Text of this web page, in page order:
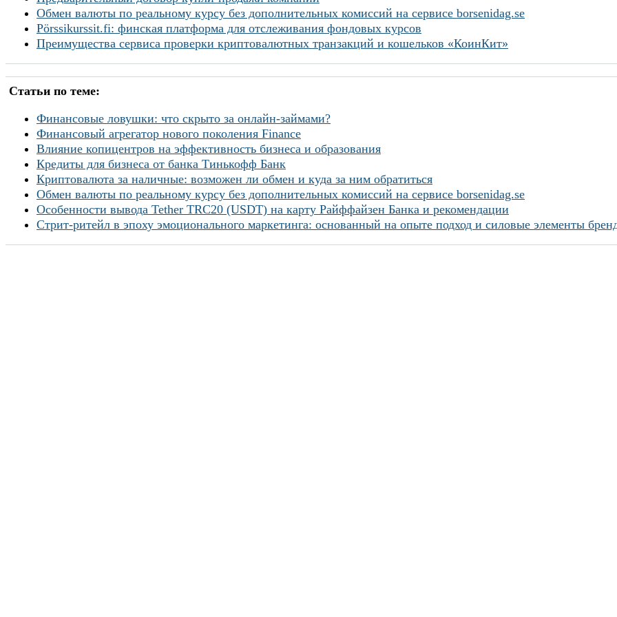
Обмен валюты по реальному курсу без дополнительных комиссий на сервисе borsenidag.se
Pörssikurssit.fi: финская платформа для отслеживания фондовых курсов
Преимущества сервиса проверки криптовалютных транзакций и кошельков «КоинКит»
Статьи по теме:
Финансовые ловушки: что скрыто за онлайн-займами?
Финансовый агрегатор нового поколения Finance
Влияние копицентров на эффективность бизнеса и образования
Кредиты для бизнеса от банка Тинькофф Банк
Криптовалюта за наличные: возможен ли обмен и куда за ним обратиться
Обмен валюты по реальному курсу без дополнительных комиссий на сервисе borsenidag.se
Особенности вывода Tether TRC20 (USDT) на карту Райффайзен Банка и рекомендации
Стрит-ритейл в эпоху эмоционального маркетинга: основанный на опыте подход и силовые элементы